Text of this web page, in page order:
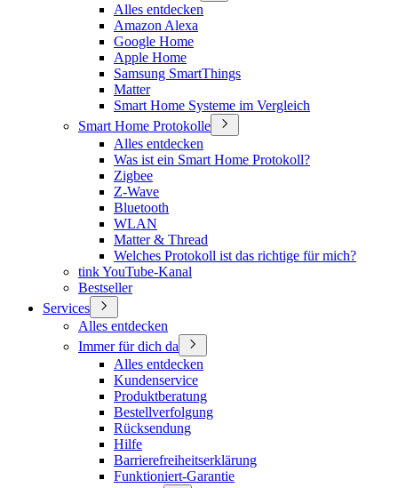
Alles entdecken
Amazon Alexa
Google Home
Apple Home
Samsung SmartThings
Matter
Smart Home Systeme im Vergleich
Smart Home Protokolle
Alles entdecken
Was ist ein Smart Home Protokoll?
Zigbee
Z-Wave
Bluetooth
WLAN
Matter & Thread
Welches Protokoll ist das richtige für mich?
tink YouTube-Kanal
Bestseller
Services
Alles entdecken
Immer für dich da
Alles entdecken
Kundenservice
Produktberatung
Bestellverfolgung
Rücksendung
Hilfe
Barrierefreiheitserklärung
Funktioniert-Garantie